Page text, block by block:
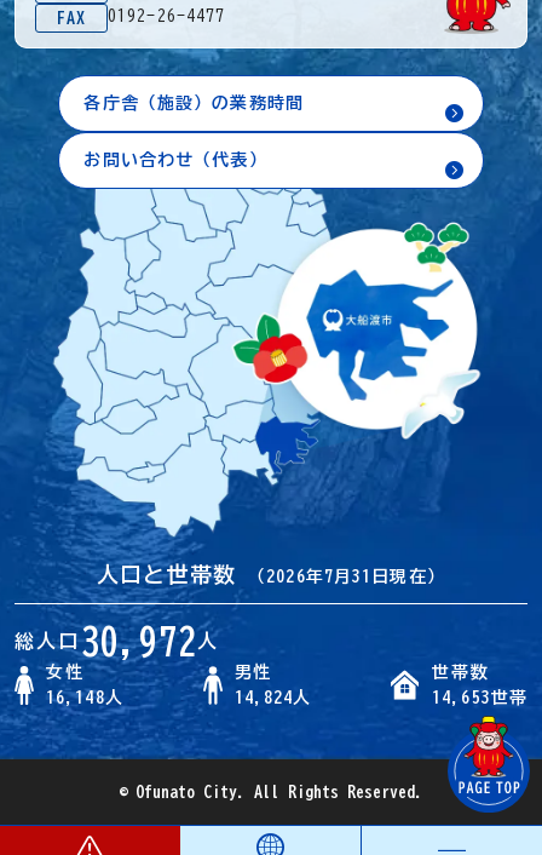
FAX
0192-26-4477
各庁舎（施設）の業務時間
お問い合わせ（代表）
人口と世帯数 （2026年7月31日現在）
総人口30,972人
女性
16,148人
男性
14,824人
世帯数
14,653世帯
© Ofunato City. All Rights Reserved.